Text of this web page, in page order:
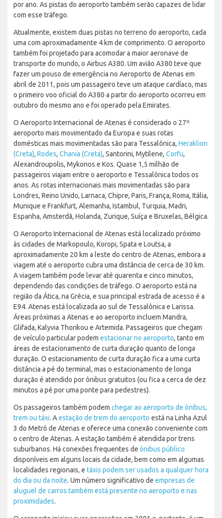
por ano. As pistas do aeroporto também serão capazes de lidar
com esse tráfego.
Atualmente, existem duas pistas no terreno do aeroporto, cada
uma com aproximadamente 4 km de comprimento. O aeroporto
também foi projetado para acomodar a maior aeronave de
transporte do mundo, o Airbus A380. Um avião A380 teve que
fazer um pouso de emergência no Aeroporto de Atenas em
abril de 2011, pois um passageiro teve um ataque cardíaco, mas
o primeiro voo oficial do A380 a partir do aeroporto ocorreu em
outubro do mesmo ano e foi operado pela Emirates.
O Aeroporto Internacional de Atenas é considerado o 27º
aeroporto mais movimentado da Europa e suas rotas
domésticas mais movimentadas são para Tessalônica, Heraklion
(Creta), Rodes, Chania (Creta), Santorini, Mytilene, Corfu,
Alexandroupolis, Mykonos e Kos. Quase 1,5 milhão de
passageiros viajam entre o aeroporto e Tessalônica todos os
anos. As rotas internacionais mais movimentadas são para
Londres, Reino Unido, Larnaca, Chipre, Paris, França, Roma, Itália,
Munique e Frankfurt, Alemanha, Istambul, Turquia, Madri,
Espanha, Amsterdã, Holanda, Zurique, Suíça e Bruxelas, Bélgica.
O Aeroporto Internacional de Atenas está localizado próximo
às cidades de Markopoulo, Koropi, Spata e Loutsa, a
aproximadamente 20 km a leste do centro de Atenas, embora a
viagem até o aeroporto cubra uma distância de cerca de 30 km.
A viagem também pode levar até quarenta e cinco minutos,
dependendo das condições de tráfego. O aeroporto está na
região da Ática, na Grécia, e sua principal estrada de acesso é a
E94. Atenas está localizada ao sul de Tessalônica e Larissa.
Áreas próximas a Atenas e ao aeroporto incluem Mandra,
Glifada, Kalyvia Thorikou e Artemida. Passageiros que chegam
de veículo particular podem estacionar no aeroporto, tanto em
áreas de estacionamento de curta duração quanto de longa
duração. O estacionamento de curta duração fica a uma curta
distância a pé do terminal, mas o estacionamento de longa
duração é atendido por ônibus gratuitos (ou fica a cerca de dez
minutos a pé por uma ponte para pedestres).
Os passageiros também podem chegar ao aeroporto de ônibus,
trem ou táxi. Aestação de trem do aeroporto está na Linha Azul
3 do Metrô de Atenas e oferece uma conexão conveniente com
o centro de Atenas. A estação também é atendida por trens
suburbanos. Há conexões frequentes de ônibus público
disponíveis em alguns locais da cidade, bem como em algumas
localidades regionais, e táxis podem ser usados a qualquer hora
do dia ou da noite. Um número significativo de empresas de
aluguel de carros também está presente no aeroporto e nas
proximidades.